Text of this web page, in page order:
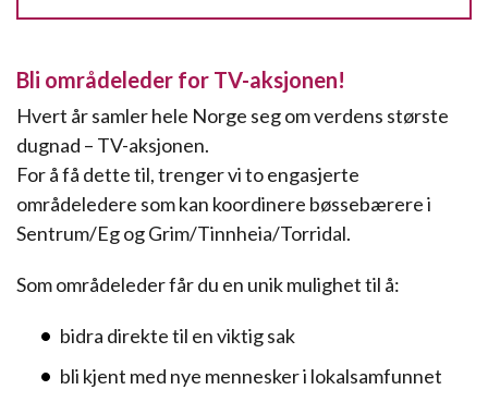
Bli områdeleder for TV-aksjonen!
Hvert år samler hele Norge seg om verdens største
dugnad – TV-aksjonen.
For å få dette til, trenger vi to engasjerte
områdeledere som kan koordinere bøssebærere i
Sentrum/Eg og Grim/Tinnheia/Torridal.
Som områdeleder får du en unik mulighet til å:
bidra direkte til en viktig sak
bli kjent med nye mennesker i lokalsamfunnet